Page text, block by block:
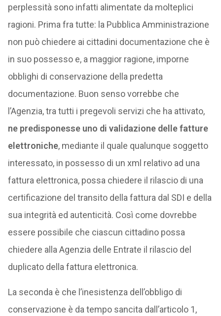
perplessità sono infatti alimentate da molteplici
ragioni. Prima fra tutte: la Pubblica Amministrazione
non può chiedere ai cittadini documentazione che è
in suo possesso e, a maggior ragione, imporne
obblighi di conservazione della predetta
documentazione. Buon senso vorrebbe che
l’Agenzia, tra tutti i pregevoli servizi che ha attivato,
ne predisponesse uno di validazione delle fatture
elettroniche, mediante il quale qualunque soggetto
interessato, in possesso di un xml relativo ad una
fattura elettronica, possa chiedere il rilascio di una
certificazione del transito della fattura dal SDI e della
sua integrità ed autenticità. Così come dovrebbe
essere possibile che ciascun cittadino possa
chiedere alla Agenzia delle Entrate il rilascio del
duplicato della fattura elettronica.
La seconda è che l’inesistenza dell’obbligo di
conservazione è da tempo sancita dall’articolo 1,